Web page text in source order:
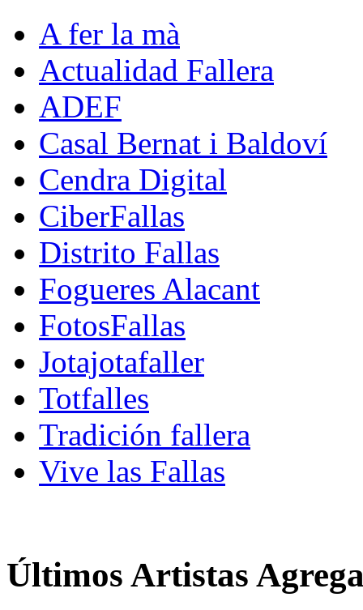
A fer la mà
Actualidad Fallera
ADEF
Casal Bernat i Baldoví
Cendra Digital
CiberFallas
Distrito Fallas
Fogueres Alacant
FotosFallas
Jotajotafaller
Totfalles
Tradición fallera
Vive las Fallas
Últimos Artistas